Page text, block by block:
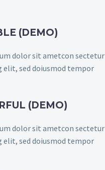
(DEMO)
dolor sit ametcon sectetur
elit, sed doiusmod tempor
(DEMO)
dolor sit ametcon sectetur
elit, sed doiusmod tempor